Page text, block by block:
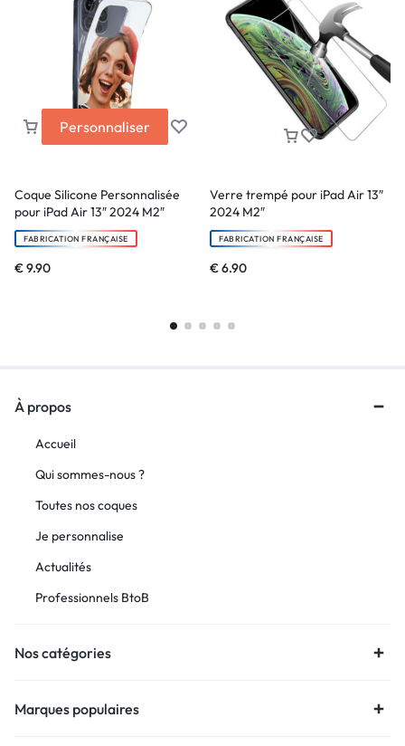
Personnaliser
Coque Silicone Personnalisée
pour iPad Air 13″ 2024 M2″
FABRICATION FRANÇAISE
€9.90
Verre trempé pour iPad Air 13″
2024 M2″
FABRICATION FRANÇAISE
€6.90
À propos
Accueil
Qui sommes-nous ?
Toutes nos coques
Je personnalise
Actualités
Professionnels BtoB
Nos catégories
Marques populaires